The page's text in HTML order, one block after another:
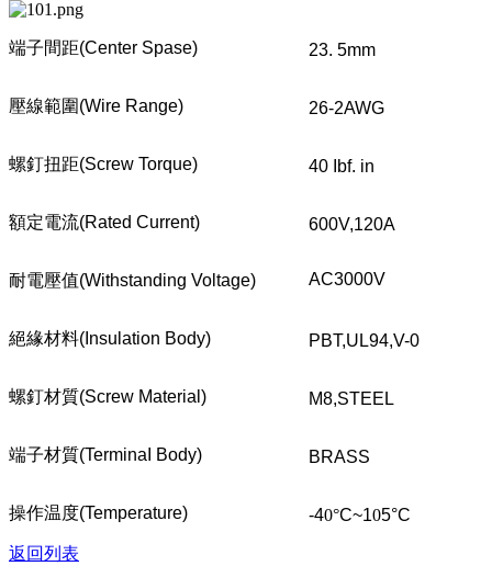
端子間距(Center Spase) 23. 5mm
壓線範圍(Wire Range) 26-2AWG
螺釘扭距(Screw Torque) 40 Ibf. in
額定電流(Rated Current) 600V,120A
耐電壓值(Withstanding Voltage) AC3000V
絕緣材料(Insulation Body) PBT,UL94,V-0
螺釘材質(Screw Material) M8,STEEL
端子材質(TerminaI Body) BRASS
操作温度(Temperature) -40°C~105°C
返回列表